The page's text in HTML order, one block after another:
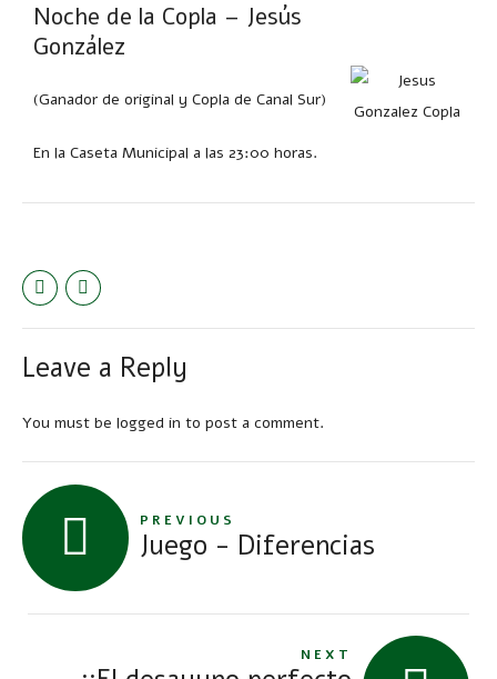
Noche de la Copla – Jesús
González
(Ganador de original y Copla de Canal Sur)
En la Caseta Municipal a las 23:00 horas.
Leave a Reply
You must be logged in to post a comment.
PREVIOUS
Juego - Diferencias
NEXT